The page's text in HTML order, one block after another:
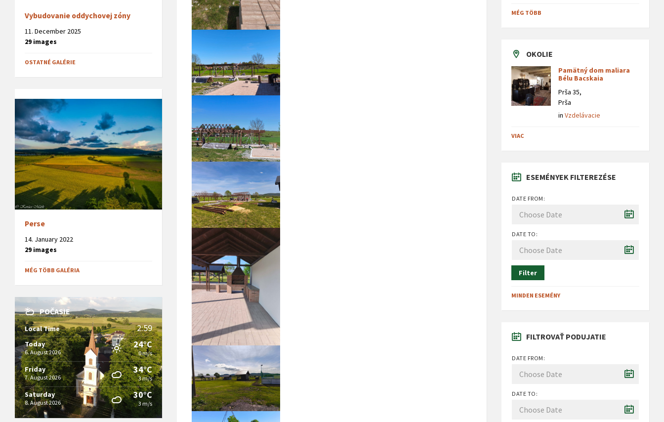
Vybudovanie oddychovej zóny
11. December 2025
29 images
OSTATNÉ GALÉRIE
Perse
14. January 2022
29 images
MÉG TÖBB GALÉRIA
POČASIE
Local Time 2:59
Today
6. August 2026
24°C
0 m/s
Friday
7. August 2026
34°C
3 m/s
Saturday
8. August 2026
30°C
3 m/s
MÉG TÖBB
OKOLIE
Pamätný dom maliara
Bélu Bacskaia
Prša 35,
Prša
inVzdelávacie
VIAC
ESEMÉNYEK FILTEREZÉSE
DATE FROM:
DATE TO:
Filter
MINDEN ESEMÉNY
FILTROVAŤ PODUJATIE
DATE FROM:
DATE TO: